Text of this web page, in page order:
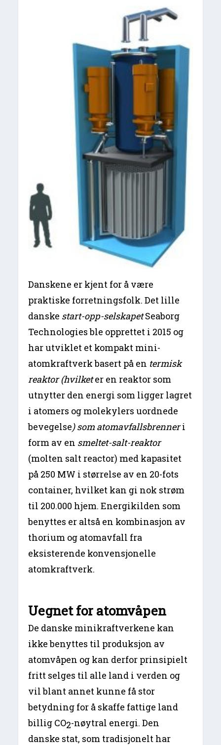
Danskene er kjent for å være
praktiske forretningsfolk. Det lille
danske start-opp-selskapetSeaborg
Technologies ble opprettet i 2015 og
har utviklet et kompakt mini-
atomkraftverk basert på en termisk
reaktor (hvilketer en reaktor som
utnytter den energi som ligger lagret
i atomers og molekylers uordnede
bevegelse) som atomavfallsbrenneri
form av en smeltet-salt-reaktor
(molten salt reactor) med kapasitet
på 250 MW i størrelse av en 20-fots
container, hvilket kan gi nok strøm
til 200.000 hjem. Energikilden som
benyttes er altså en kombinasjon av
thorium og atomavfall fra
eksisterende konvensjonelle
atomkraftverk.
Uegnet for atomvåpen
De danske minikraftverkene kan
ikke benyttes til produksjon av
atomvåpen og kan derfor prinsipielt
fritt selges til alle land i verden og
vil blant annet kunne få stor
betydning for å skaffe fattige land
billig CO2-nøytral energi. Den
danske stat, som tradisjonelt har